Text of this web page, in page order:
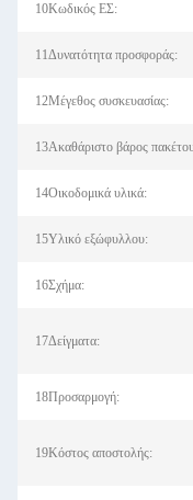
10Κωδικός ΕΣ:
11Δυνατότητα προσφοράς:
12Μέγεθος συσκευασίας:
13Ακαθάριστο βάρος
14Οικοδομικά υλικά:
15Υλικό εξώφυλλου:
16Σχήμα:
17Δείγματα:
18Προσαρμογή:
19Κόστος αποστολής: